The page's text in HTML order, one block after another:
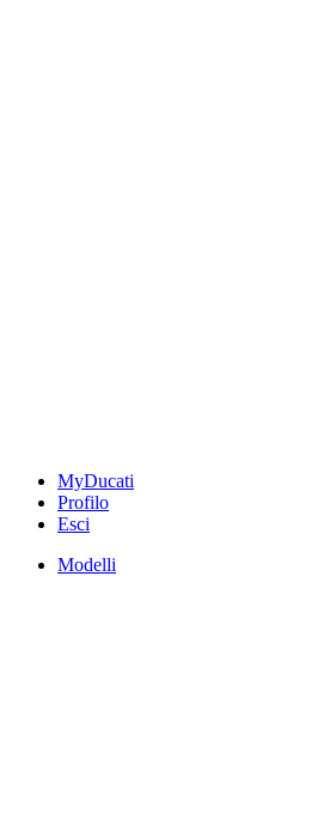
MyDucati
Profilo
Esci
Modelli